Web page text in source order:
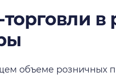
в
объеме розничных